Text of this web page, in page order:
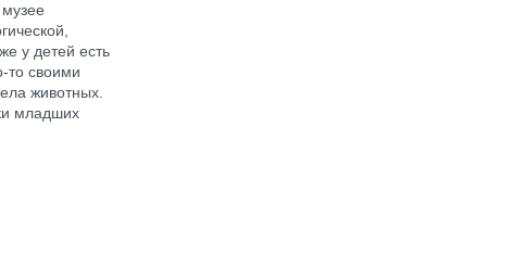
у детей есть
то своими
животных.
младших